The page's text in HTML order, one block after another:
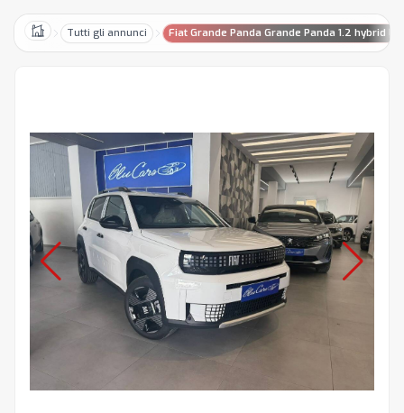
HomeTutti gli annunci Fiat Grande Panda Grande Panda 1.2 hybrid La